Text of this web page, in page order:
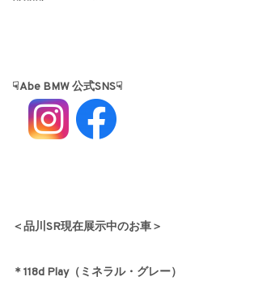
☟Abe BMW 公式SNS☟
＜品川SR現在展示中のお車＞
＊118d Play（ミネラル・グレー）